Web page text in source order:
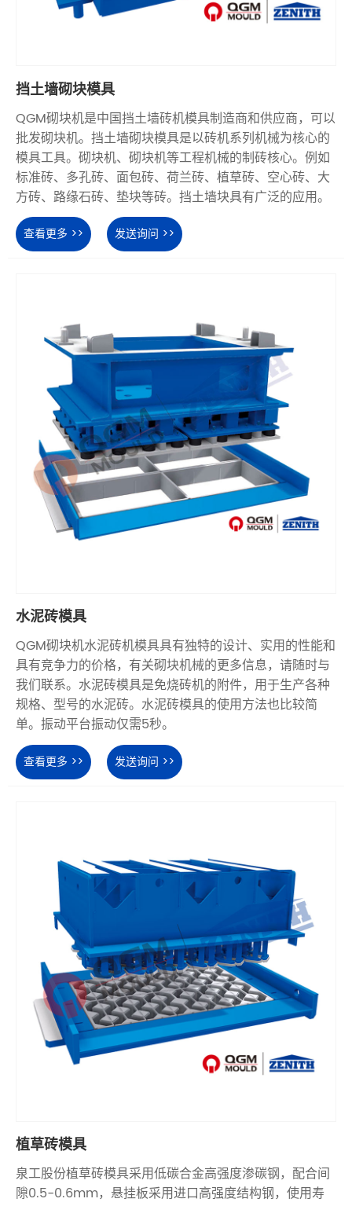
挡土墙砌块模具
QGM砌块机是中国挡土墙砖机模具制造商和供应商，可以
批发砌块机。挡土墙砌块模具是以砖机系列机械为核心的
模具工具。砌块机、砌块机等工程机械的制砖核心。例如
标准砖、多孔砖、面包砖、荷兰砖、植草砖、空心砖、大
方砖、路缘石砖、垫块等砖。挡土墙块具有广泛的应用。
查看更多 >> 发送询问 >>
水泥砖模具
QGM砌块机水泥砖机模具具有独特的设计、实用的性能和
具有竞争力的价格，有关砌块机械的更多信息，请随时与
我们联系。水泥砖模具是免烧砖机的附件，用于生产各种
规格、型号的水泥砖。水泥砖模具的使用方法也比较简
单。振动平台振动仅需5秒。
查看更多 >> 发送询问 >>
植草砖模具
泉工股份植草砖模具采用低碳合金高强度渗碳钢，配合间
隙0.5-0.6mm，悬挂板采用进口高强度结构钢，使用寿